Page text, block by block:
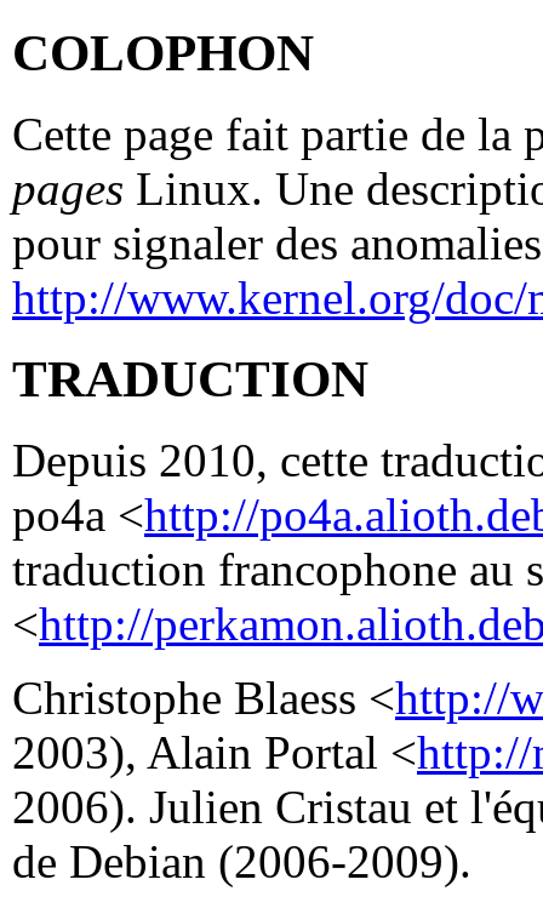
COLOPHON
Cette page fait partie de
pages Linux. Une
pour signaler des
http://www.kernel.org/doc/
TRADUCTION
Depuis 2010, cette
po4a <http://
traduction francophone au
<http://
Christophe Blaess <http://
2003), Alain Portal <http://
2006). Julien Cristau et
de Debian (2006-2009).